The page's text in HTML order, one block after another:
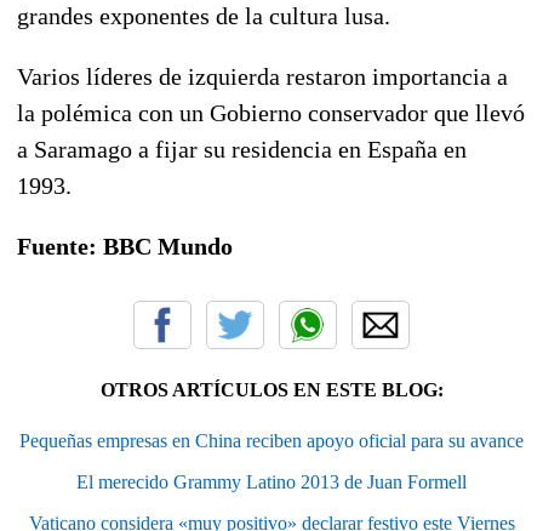
grandes exponentes de la cultura lusa.
Varios líderes de izquierda restaron importancia a
la polémica con un Gobierno conservador que llevó
a Saramago a fijar su residencia en España en
1993.
Fuente: BBC Mundo
OTROS ARTÍCULOS EN ESTE BLOG:
Pequeñas empresas en China reciben apoyo oficial para su avance
El merecido Grammy Latino 2013 de Juan Formell
Vaticano considera «muy positivo» declarar festivo este Viernes